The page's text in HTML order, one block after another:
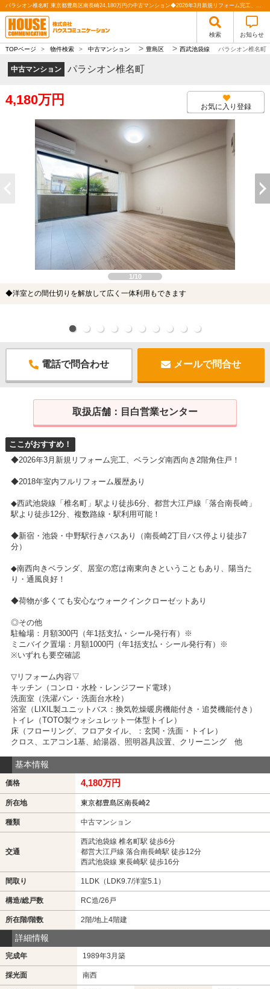
パラシオン椎名町 東京都豊島区南長崎24,180万円の中古マンション◆2026年3月新規リフォーム完工、ベランダ南西向き2階角住戸！｜株式会社ハウスコミュニケーション
検索 お知らせ
TOPページ > 物件検索 > 中古マンション > 豊島区 > 西武池袋線 パラシオン椎名町
中古マンション パラシオン椎名町
4,180万円 お気に入り登録
1/10
◆洋室との間仕切りを解放して広く一体利用もできます
電話で問合わせ メールで問合せ
取扱店舗： 目白営業センター
ここがおすすめ！
◆2026年3月新規リフォーム完工、ベランダ南西向き2階角住戸！
◆2018年室内フルリフォーム履歴あり
◆西武池袋線「椎名町」駅より徒歩6分、都営大江戸線「落合南長崎」
駅より徒歩12分、複数路線・駅利用可能！
◆新宿・池袋・中野駅行きバスあり（南長崎2丁目バス停より徒歩7
分）
◆南西向きベランダ、居室の窓は南東向きということもあり、陽当た
り・通風良好！
◆荷物が多くても安心なウォークインクローゼットあり
◎その他
駐輪場：月額300円（年1括支払・シール発行有）※
ミニバイク置場：月額1000円（年1括支払・シール発行有）※
※いずれも要空確認
▽リフォーム内容▽
キッチン（コンロ・水栓・レンジフード電球）
洗面室（洗濯パン・洗面台水栓）
浴室（LIXIL製ユニットバス：換気乾燥暖房機能付き・追焚機能付き）
トイレ（TOTO製ウォシュレット一体型トイレ）
床（フローリング、フロアタイル、：玄関・洗面・トイレ）
クロス、エアコン1基、給湯器、照明器具設置、クリーニング 他
基本情報
価格 4,180万円
所在地 東京都豊島区南長崎2
種類 中古マンション
交通
西武池袋線 椎名町駅 徒歩6分
都営大江戸線 落合南長崎駅 徒歩12分
西武池袋線 東長崎駅 徒歩16分
間取り 1LDK（LDK9.7/洋室5.1）
構造/総戸数 RC造/26戸
所在階/階数 2階/地上4階建
詳細情報
完成年 1989年3月築
採光面 南西